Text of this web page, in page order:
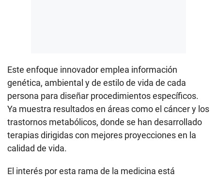
Este enfoque innovador emplea información
genética, ambiental y de estilo de vida de cada
persona para diseñar procedimientos específicos.
Ya muestra resultados en áreas como el cáncer y los
trastornos metabólicos, donde se han desarrollado
terapias dirigidas con mejores proyecciones en la
calidad de vida.
El interés por esta rama de la medicina está